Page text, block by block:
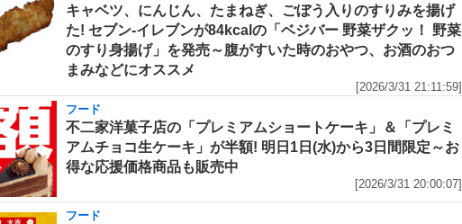
キャベツ、にんじん、たまねぎ、ごぼう入りのすりみを揚げ
た! セブン‐イレブンが84kcalの「ベジバー 野菜ザクッ！ 野菜
のすり身揚げ」を発売～腹がすいた時のおやつ、お酒のおつ
まみなどにオススメ
[2026/3/31 21:11:59]
フード
不二家洋菓子店の「プレミアムショートケーキ」＆「プレミ
アムチョコ生ケーキ」が半額! 明日1日(水)から3日間限定～お
得な応援価格商品も販売中
[2026/3/31 20:00:07]
フード